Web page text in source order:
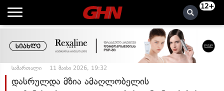
12+
სამართალი 11 მაისი 2026, 19:32
დასრულდა მზია ამაღლობელის